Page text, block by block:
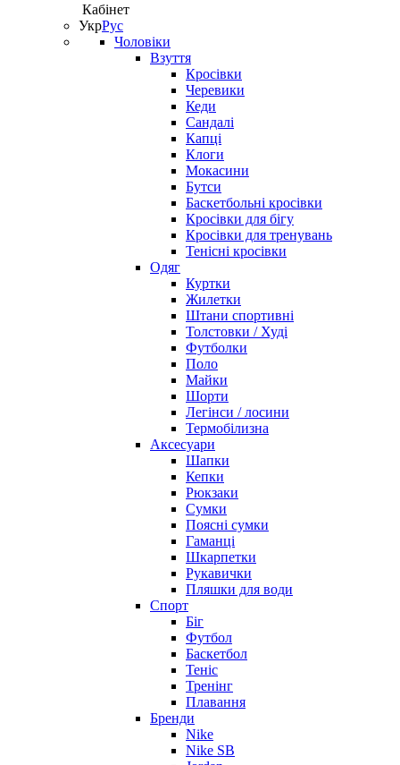
Кабінет
УкрРус
Чоловіки
Взуття
Кросівки
Черевики
Кеди
Сандалі
Капці
Клоги
Мокасини
Бутси
Баскетбольні кросівки
Кросівки для бігу
Кросівки для тренувань
Тенісні кросівки
Одяг
Куртки
Жилетки
Штани спортивні
Толстовки / Худі
Футболки
Поло
Майки
Шорти
Легінси / лосини
Термобілизна
Аксесуари
Шапки
Кепки
Рюкзаки
Сумки
Поясні сумки
Гаманці
Шкарпетки
Рукавички
Пляшки для води
Спорт
Біг
Футбол
Баскетбол
Теніс
Тренінг
Плавання
Бренди
Nike
Nike SB